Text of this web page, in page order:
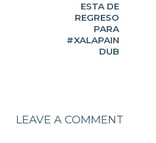
ESTA DE
REGRESO
PARA
#XALAPAIN
DUB
LEAVE A COMMENT